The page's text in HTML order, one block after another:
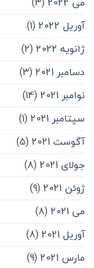
آوریل 2022
(1)
ژانویه 2022
(2)
دسامبر 2021
(3)
نوامبر 2021
(14)
سپتامبر 2021
(1)
آگوست 2021
(5)
جولای 2021
(8)
ژوئن 2021
(9)
می 2021
(8)
آوریل 2021
(8)
مارس 2021
(9)